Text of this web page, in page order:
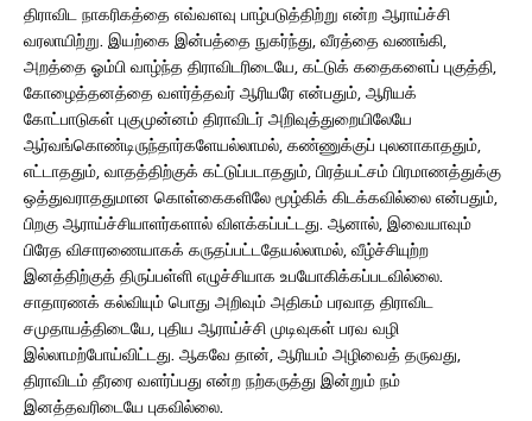
திராவிட நாகரிகத்தை எவ்வளவு பாழ்படுத்திற்று என்ற ஆராய்ச்சி
வரலாயிற்று. இயற்கை இன்பத்தை நுகர்ந்து, வீரத்தை வணங்கி,
அறத்தை ஓம்பி வாழ்ந்த திராவிடரிடையே, கட்டுக் கதைகளைப் புகுத்தி,
கோழைத்தனத்தை வளர்த்தவர் ஆரியரே என்பதும், ஆரியக்
கோட்பாடுகள் புகுமுன்னம் திராவிடர் அறிவுத்துறையிலேயே
ஆர்வங்கொண்டிருந்தார்களேயல்லாமல், கண்ணுக்குப் புலனாகாததும்,
எட்டாததும், வாதத்திற்குக் கட்டுப்படாததும், பிரத்யட்சம் பிரமாணத்துக்கு
ஒத்துவராததுமான கொள்கைகளிலே மூழ்கிக் கிடக்கவில்லை என்பதும்,
பிறகு ஆராய்ச்சியாளர்களால் விளக்கப்பட்டது. ஆனால், இவையாவும்
பிரேத விசாரணையாகக் கருதப்பட்டதேயல்லாமல், வீழ்ச்சியுற்ற
இனத்திற்குத் திருப்பள்ளி எழுச்சியாக உபயோகிக்கப்படவில்லை.
சாதாரணக் கல்வியும் பொது அறிவும் அதிகம் பரவாத திராவிட
சமுதாயத்திடையே, புதிய ஆராய்ச்சி முடிவுகள் பரவ வழி
இல்லாமற்போய்விட்டது. ஆகவே தான், ஆரியம் அழிவைத் தருவது,
திராவிடம் தீரரை வளர்ப்பது என்ற நற்கருத்து இன்றும் நம்
இனத்தவரிடையே புகவில்லை.